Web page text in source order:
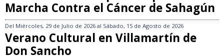
Marcha Contra el Cáncer de Sahagún
Del Miércoles, 29 de Julio de 2026 al Sábado, 15 de Agosto de 2026
Verano Cultural en Villamartín de
Don Sancho